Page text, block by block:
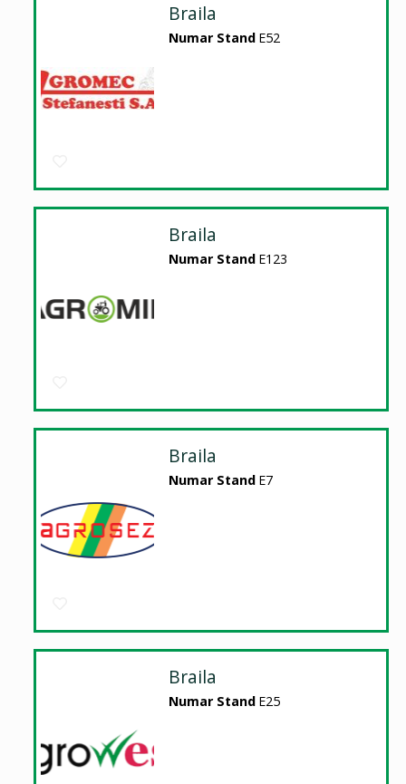
Braila
Numar Stand E52
Braila
Numar Stand E123
Braila
Numar Stand E7
Braila
Numar Stand E25